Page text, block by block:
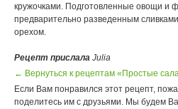
кружочками. Подготовленные овощи и
предварительно разведенным
орехом.
Рецепт прислала Julia
← Вернуться к рецептам «Простые
Если Вам понравился этот рецепт,
поделитесь им с друзьями. Мы будем